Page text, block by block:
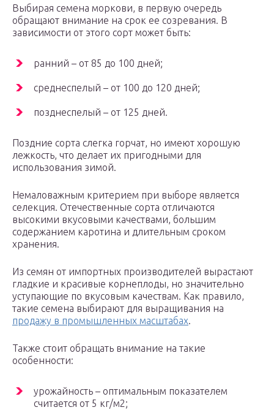
Выбирая семена моркови, в первую очередь
обращают внимание на срок ее созревания. В
зависимости от этого сорт может быть:
ранний – от 85 до 100 дней;
среднеспелый – от 100 до 120 дней;
позднеспелый – от 125 дней.
Поздние сорта слегка горчат, но имеют хорошую
лежкость, что делает их пригодными для
использования зимой.
Немаловажным критерием при выборе является
селекция. Отечественные сорта отличаются
высокими вкусовыми качествами, большим
содержанием каротина и длительным сроком
хранения.
Из семян от импортных производителей вырастают
гладкие и красивые корнеплоды, но значительно
уступающие по вкусовым качествам. Как правило,
такие семена выбирают для выращивания на
продажу в промышленных масштабах.
Также стоит обращать внимание на такие
особенности:
урожайность – оптимальным показателем
считается от 5 кг/м2;